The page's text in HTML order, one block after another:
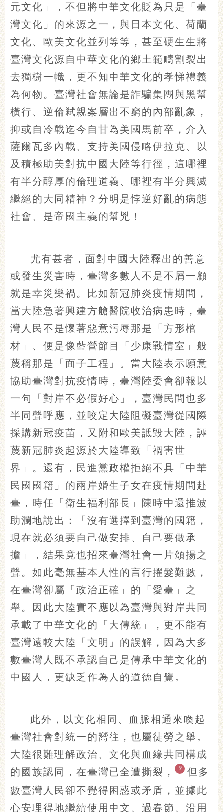
元文化」，不但將中華文化貶為只是「臺
灣文化」的來源之一，與日本文化、荷蘭
文化、歐美文化並列等等，甚至硬生生將
臺灣文化源自中華文化的鄉土範疇割裂出
去獨樹一幟，更不知中華文化的孝悌禮義
為何物。臺灣社會無論是詐騙集團與黑幫
橫行、逆倫弒親案層出不窮的內部亂象，
抑或自冷戰迄今自甘為美國馬前卒，介入
薩爾瓦多內戰、支持美國侵略伊拉克、以
及積極助美對抗中國大陸等行徑，這哪裡
有半分醇厚的倫理道義、哪裡有半分興滅
繼絕的大同精神？分明是悖逆好亂的病態
社會、是帝國主義的幫兇！
尤有甚者，面對中國大陸釋出的善意
或發生災害時，臺灣多數人不是不屑一顧
就是幸災樂禍。比如新冠肺炎疫情期間，
當大陸急著興建方艙醫院收治病患時，臺
灣人民不是懷著惡意污辱那是「方形棺
材」、便是像藍營節目「少康戰情室」般
蔑稱那是「面子工程」。當大陸表示願意
協助臺灣對抗疫情時，臺灣陸委會卻報以
一句「對岸不必假好心」，臺灣民間也多
半同聲呼應，並咬定大陸阻礙臺灣從國際
採購新冠疫苗，又附和歐美詆毀大陸，誣
蔑新冠肺炎起源於大陸導致「禍害世
界」。還有，民進黨政權拒絕不具「中華
民國國籍」的兩岸婚生子女在疫情期間赴
臺，時任「衛生福利部長」陳時中還推波
助瀾地說出：「沒有選擇到臺灣的國籍，
現在就必須要自己做安排、自己要做承
擔」，結果竟也招來臺灣社會一片頌揚之
聲。如此毫無基本人性的言行擢髮難數，
在臺灣卻屬「政治正確」的「愛臺」之
舉。因此大陸實不應以為臺灣與對岸共同
承載了中華文化的「大傳統」，更不能有
臺灣遠較大陸「文明」的誤解，因為大多
數臺灣人既不承認自己是傳承中華文化的
中國人，更缺乏作為人的道德自覺。
此外，以文化相同、血脈相通來喚起
臺灣社會對統一的嚮往，也屬徒勞之舉。
大陸很難理解政治、文化與血緣共同構成
的國族認同，在臺灣已全遭撕裂，
9
但多
數臺灣人民卻不覺得困惑或矛盾，並據此
心安理得地繼續使用中文、過春節、沿用